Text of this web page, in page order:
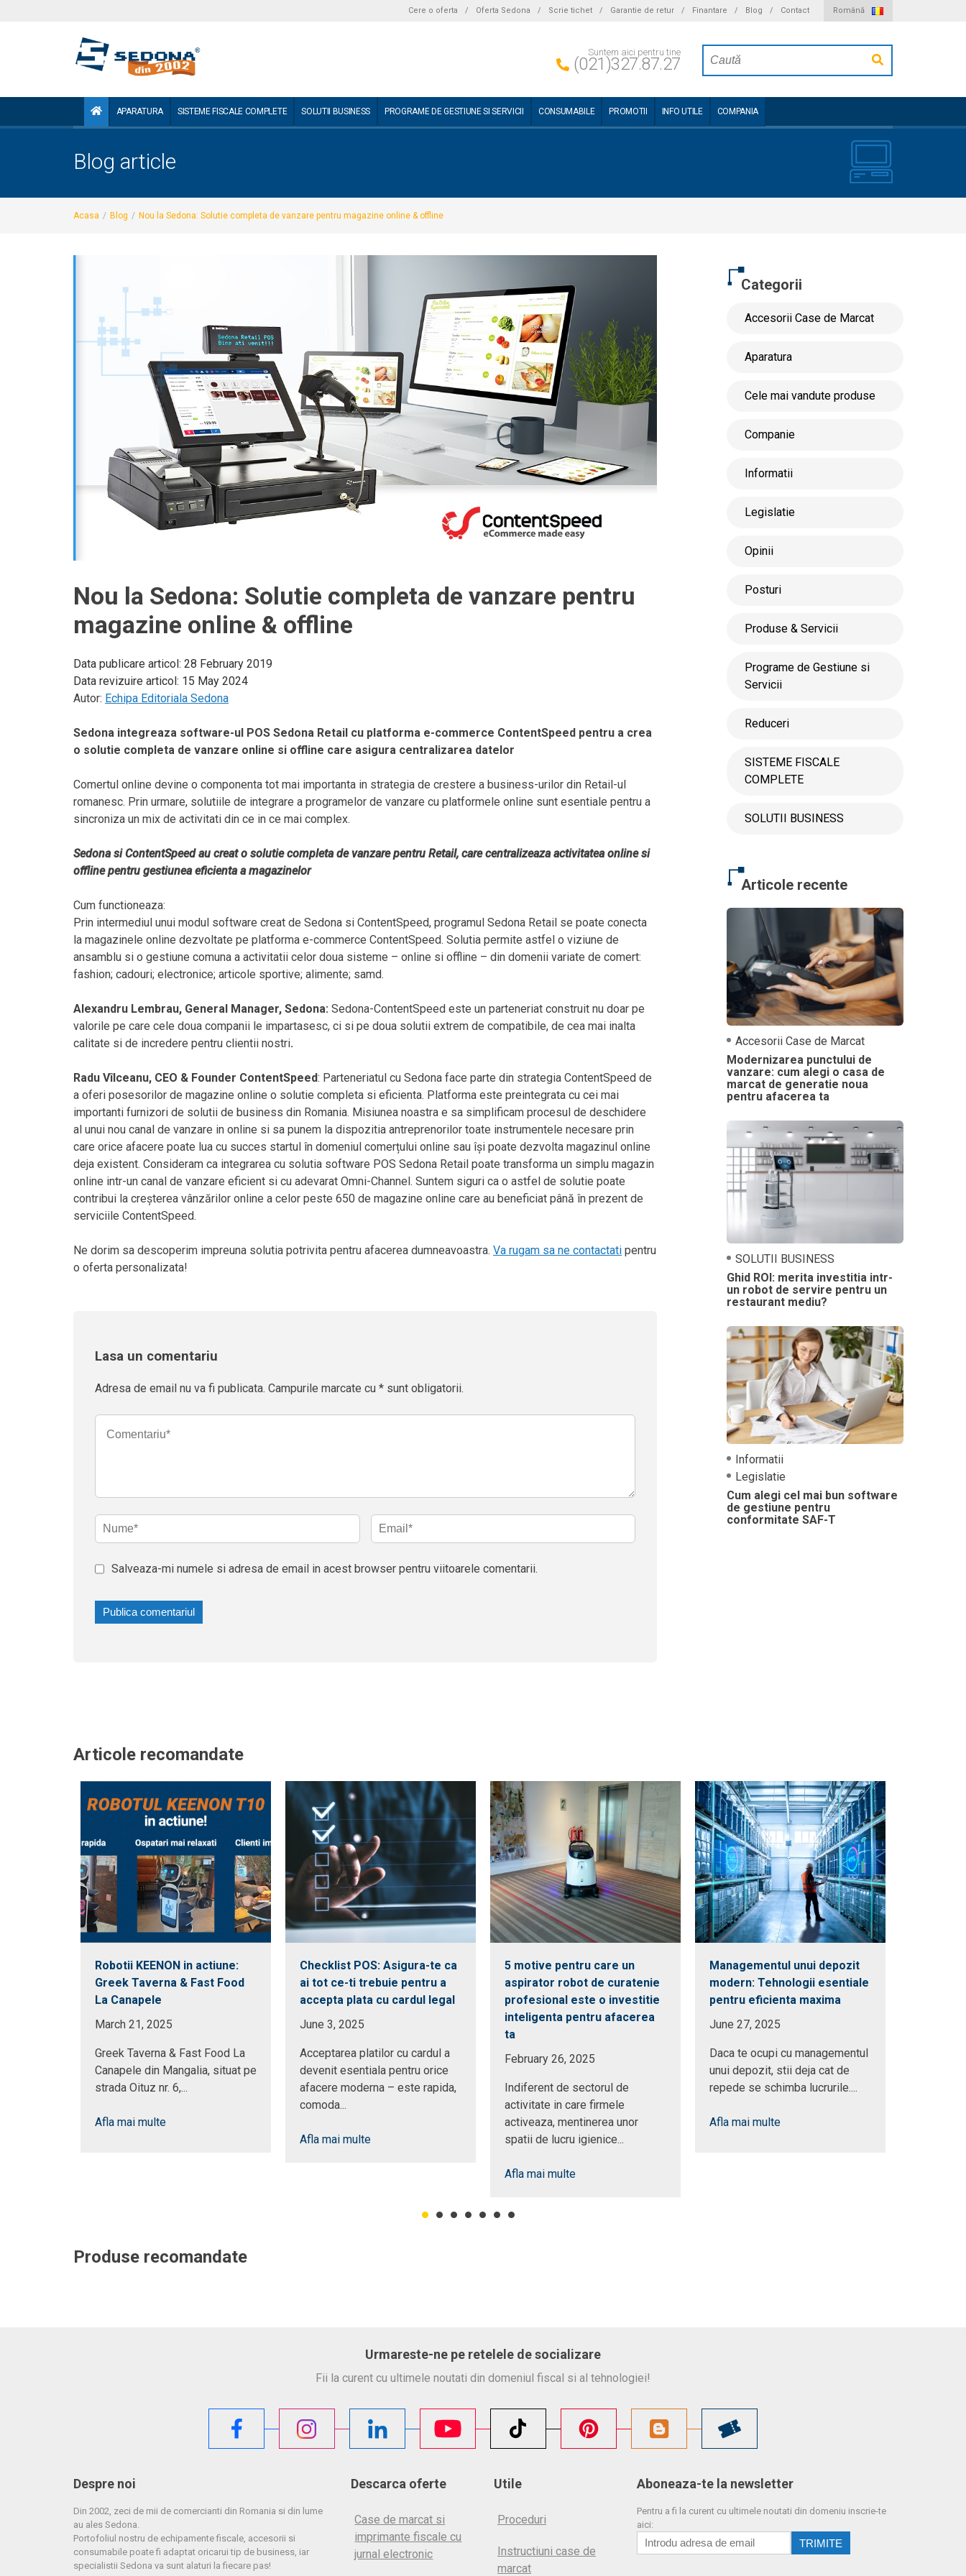
Cere o oferta / Oferta Sedona / Scrie tichet / Garantie de retur / Finantare / Blog / Contact Română
Suntem aici pentru tine
(021)327.87.27
APARATURA SISTEME FISCALE COMPLETE SOLUTII BUSINESS PROGRAME DE GESTIUNE SI SERVICII CONSUMABILE PROMOTII INFO UTILE COMPANIA
Blog article
Acasa / Blog / Nou la Sedona: Solutie completa de vanzare pentru magazine online & offline
Nou la Sedona: Solutie completa de vanzare pentru
magazine online & offline
Data publicare articol: 28 February 2019
Data revizuire articol: 15 May 2024
Autor: Echipa Editoriala Sedona
Sedona integreaza software-ul POS Sedona Retail cu platforma e-commerce ContentSpeed pentru a crea
o solutie completa de vanzare online si offline care asigura centralizarea datelor
Comertul online devine o componenta tot mai importanta in strategia de crestere a business-urilor din Retail-ul
romanesc. Prin urmare, solutiile de integrare a programelor de vanzare cu platformele online sunt esentiale pentru a
sincroniza un mix de activitati din ce in ce mai complex.
Sedona si ContentSpeed au creat o solutie completa de vanzare pentru Retail, care centralizeaza activitatea online si
offline pentru gestiunea eficienta a magazinelor
Cum functioneaza:
Prin intermediul unui modul software creat de Sedona si ContentSpeed, programul Sedona Retail se poate conecta
la magazinele online dezvoltate pe platforma e-commerce ContentSpeed. Solutia permite astfel o viziune de
ansamblu si o gestiune comuna a activitatii celor doua sisteme – online si offline – din domenii variate de comert:
fashion; cadouri; electronice; articole sportive; alimente; samd.
Alexandru Lembrau, General Manager, Sedona: Sedona-ContentSpeed este un parteneriat construit nu doar pe
valorile pe care cele doua companii le impartasesc, ci si pe doua solutii extrem de compatibile, de cea mai inalta
calitate si de incredere pentru clientii nostri.
Radu Vîlceanu, CEO & Founder ContentSpeed: Parteneriatul cu Sedona face parte din strategia ContentSpeed de
a oferi posesorilor de magazine online o solutie completa si eficienta. Platforma este preintegrata cu cei mai
importanti furnizori de solutii de business din Romania. Misiunea noastra e sa simplificam procesul de deschidere
al unui nou canal de vanzare in online si sa punem la dispozitia antreprenorilor toate instrumentele necesare prin
care orice afacere poate lua cu succes startul în domeniul comerțului online sau își poate dezvolta magazinul online
deja existent. Consideram ca integrarea cu solutia software POS Sedona Retail poate transforma un simplu magazin
online intr-un canal de vanzare eficient si cu adevarat Omni-Channel. Suntem siguri ca o astfel de solutie poate
contribui la creșterea vânzărilor online a celor peste 650 de magazine online care au beneficiat până în prezent de
serviciile ContentSpeed.
Ne dorim sa descoperim impreuna solutia potrivita pentru afacerea dumneavoastra. Va rugam sa ne contactati pentru
o oferta personalizata!
Lasa un comentariu
Adresa de email nu va fi publicata. Campurile marcate cu * sunt obligatorii.
Salveaza-mi numele si adresa de email in acest browser pentru viitoarele comentarii.
Categorii
Accesorii Case de Marcat
Aparatura
Cele mai vandute produse
Companie
Informatii
Legislatie
Opinii
Posturi
Produse & Servicii
Programe de Gestiune si
Servicii
Reduceri
SISTEME FISCALE
COMPLETE
SOLUTII BUSINESS
Articole recente
Accesorii Case de Marcat
Modernizarea punctului de
vanzare: cum alegi o casa de
marcat de generatie noua
pentru afacerea ta
SOLUTII BUSINESS
Ghid ROI: merita investitia intr-
un robot de servire pentru un
restaurant mediu?
Informatii
Legislatie
Cum alegi cel mai bun software
de gestiune pentru
conformitate SAF-T
Articole recomandate
Robotii KEENON in actiune:
Greek Taverna & Fast Food
La Canapele
March 21, 2025
Greek Taverna & Fast Food La
Canapele din Mangalia, situat pe
strada Oituz nr. 6,...
Afla mai multe
Checklist POS: Asigura-te ca
ai tot ce-ti trebuie pentru a
accepta plata cu cardul legal
June 3, 2025
Acceptarea platilor cu cardul a
devenit esentiala pentru orice
afacere moderna – este rapida,
comoda...
Afla mai multe
5 motive pentru care un
aspirator robot de curatenie
profesional este o investitie
inteligenta pentru afacerea
ta
February 26, 2025
Indiferent de sectorul de
activitate in care firmele
activeaza, mentinerea unor
spatii de lucru igienice...
Afla mai multe
Managementul unui depozit
modern: Tehnologii esentiale
pentru eficienta maxima
June 27, 2025
Daca te ocupi cu managementul
unui depozit, stii deja cat de
repede se schimba lucrurile....
Afla mai multe
Produse recomandate
Urmareste-ne pe retelele de socializare
Fii la curent cu ultimele noutati din domeniul fiscal si al tehnologiei!
Despre noi
Din 2002, zeci de mii de comercianti din Romania si din lume
au ales Sedona.
Portofoliul nostru de echipamente fiscale, accesorii si
consumabile poate fi adaptat oricarui tip de business, iar
specialistii Sedona va sunt alaturi la fiecare pas!
Descarca oferte
Case de marcat si
imprimante fiscale cu
jurnal electronic
Utile
Proceduri
Instructiuni case de
marcat
Aboneaza-te la newsletter
Pentru a fi la curent cu ultimele noutati din domeniu inscrie-te
aici: